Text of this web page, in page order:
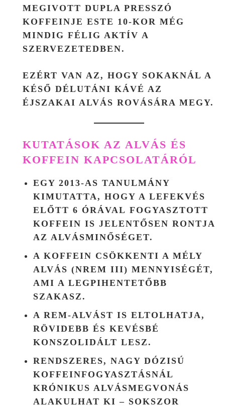
MEGIVOTT DUPLA PRESSZÓ
KOFFEINJE ESTE 10-KOR MÉG
MINDIG FÉLIG AKTÍV A
SZERVEZETEDBEN.
EZÉRT VAN AZ, HOGY SOKAKNÁL A
KÉSŐ DÉLUTÁNI KÁVÉ AZ
ÉJSZAKAI ALVÁS ROVÁSÁRA MEGY.
KUTATÁSOK AZ ALVÁS ÉS
KOFFEIN KAPCSOLATÁRÓL
EGY 2013-AS TANULMÁNY
KIMUTATTA, HOGY A LEFEKVÉS
ELŐTT 6 ÓRÁVAL FOGYASZTOTT
KOFFEIN IS JELENTŐSEN RONTJA
AZ ALVÁSMINŐSÉGET.
A KOFFEIN CSÖKKENTI A MÉLY
ALVÁS (NREM III) MENNYISÉGÉT,
AMI A LEGPIHENTETŐBB
SZAKASZ.
A REM-ALVÁST IS ELTOLHATJA,
RÖVIDEBB ÉS KEVÉSBÉ
KONSZOLIDÁLT LESZ.
RENDSZERES, NAGY DÓZISÚ
KOFFEINFOGYASZTÁSNÁL
KRÓNIKUS ALVÁSMEGVONÁS
ALAKULHAT KI – SOKSZOR